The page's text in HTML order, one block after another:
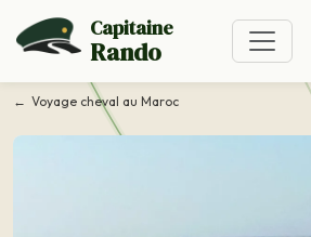
Capitaine
Rando
Voyage cheval au Maroc